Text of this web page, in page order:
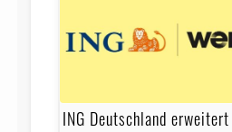
ING Deutschland erweitert